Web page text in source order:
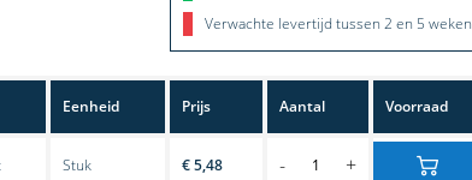
Verwachte levertijd tussen 2 en 5 weken
Eenheid Prijs Aantal Voorraad
Stuk € 5,48 - +